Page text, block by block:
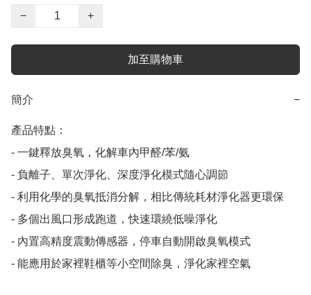
−
+
加至購物車
簡介 −
產品特點：
- 一鍵釋放臭氧，化解車內甲醛/苯/氨
- 負離子、單次淨化、深度淨化模式隨心調節
- 利用化學的臭氧抵消分解，相比傳統耗材淨化器更環保
- 多個出風口形成跑道，快速環繞低噪淨化
- 內置高精度震動傳感器，停車自動開啟臭氧模式
- 能應用於家裡鞋櫃等小空間除臭，淨化家裡空氣